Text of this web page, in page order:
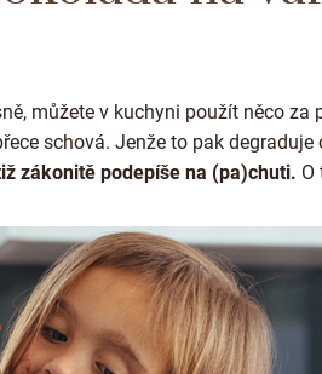
můžete v kuchyni použít něco za
schová. Jenže to pak
zákonitě podepíše na (pa)chuti. O